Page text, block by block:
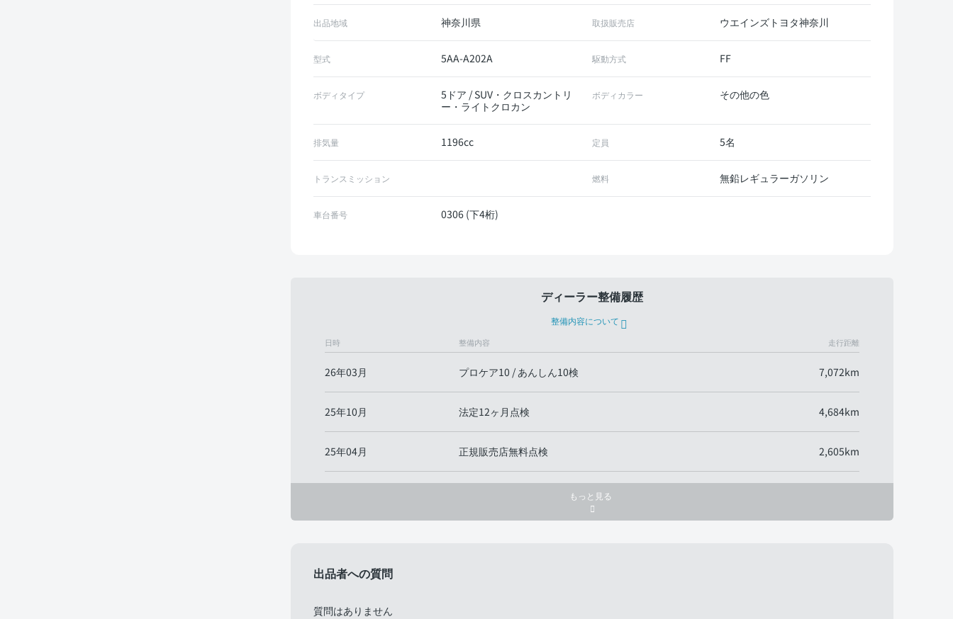
出品地域 神奈川県 取扱販売店 ウエインズトヨタ神奈川
型式 5AA-A202A 駆動方式 FF
ボディタイプ
5ドア / SUV・クロスカントリ
ー・ライトクロカン
ボディカラー その他の色
排気量 1196cc 定員 5名
トランスミッション 燃料 無鉛レギュラーガソリン
車台番号 0306 (下4桁)
ディーラー整備履歴
整備内容について
日時 整備内容 走行距離
26年03月 プロケア10 / あんしん10検 7,072km
25年10月 法定12ヶ月点検 4,684km
25年04月 正規販売店無料点検 2,605km
もっと見る
出品者への質問
質問はありません